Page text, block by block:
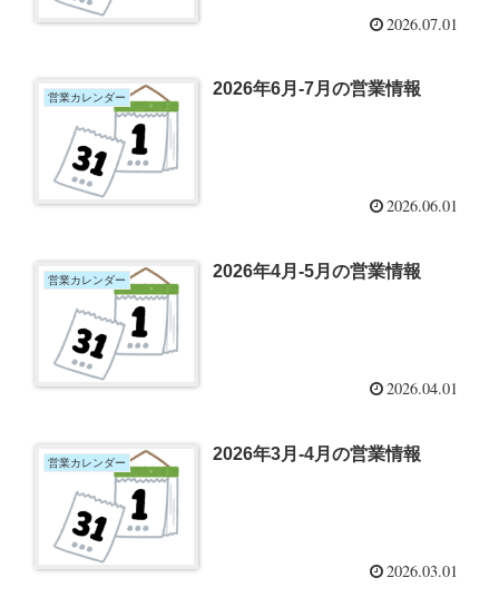
2026.07.01
営業カレンダー 2026年6月-7月の営業情報
2026.06.01
営業カレンダー 2026年4月-5月の営業情報
2026.04.01
営業カレンダー 2026年3月-4月の営業情報
2026.03.01